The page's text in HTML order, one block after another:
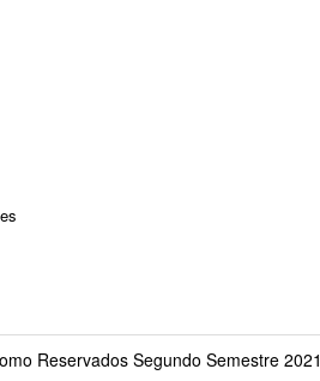
Reservados Segundo Semestre 2021